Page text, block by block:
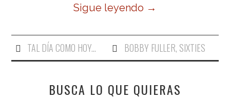
Sigue leyendo →
TAL DÍA COMO HOY... BOBBY FULLER, SIXTIES
BUSCA LO QUE QUIERAS